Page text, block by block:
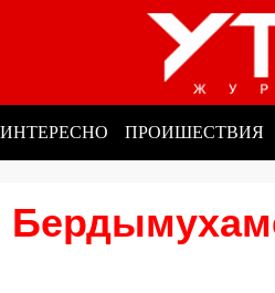
ПРОИШЕСТВИЯ